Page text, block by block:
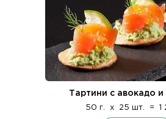
Тартини с авокадо и
50 г. x 25 шт. = 1